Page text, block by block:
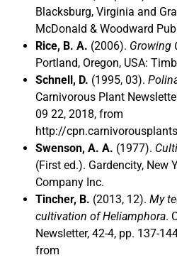
Blacksburg, Virginia and
McDonald & Woodward
Rice, B. A. (2006). Growing
Portland, Oregon, USA:
Schnell, D. (1995, 03).
Carnivorous Plant
09 22, 2018, from
http://
Swenson, A. A. (1977).
(First ed.). Gardencity, New
Company Inc.
Tincher, B. (2013, 12). My
cultivation of Heliamphora.
Newsletter, 42-4, pp. 137-
from